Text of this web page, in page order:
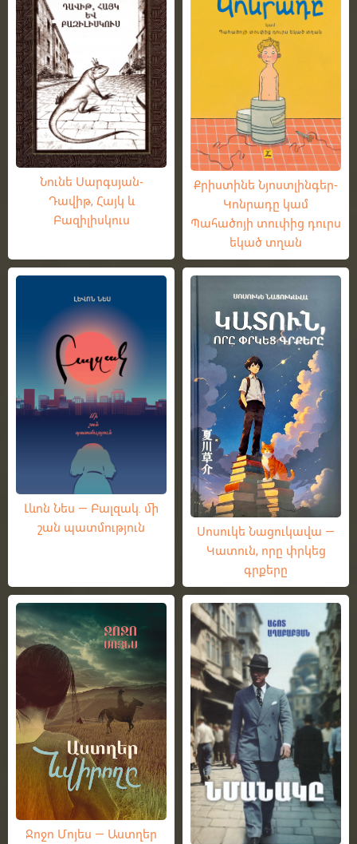
Նունե Սարգսյան-
Դավիթ, Հայկ և
Բազիլիսկուս
Քրիստինե Նյոստլինգեր-
Կոնրադը կամ
Պահածոյի տուփից դուրս
եկած տղան
Լևոն Նես — Բալզակ. մի
շան պատմություն
Սոսուկե Նացուկավա —
Կատուն, որը փրկեց
գրքերը
Ջոջո Մոյես — Աստղեր